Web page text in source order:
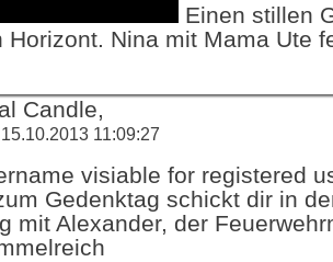
Einen stillen
Horizont. Nina mit Mama Ute
Candle,
11:09:27
visiable for registered
Gedenktag schickt dir in
mit Alexander, der